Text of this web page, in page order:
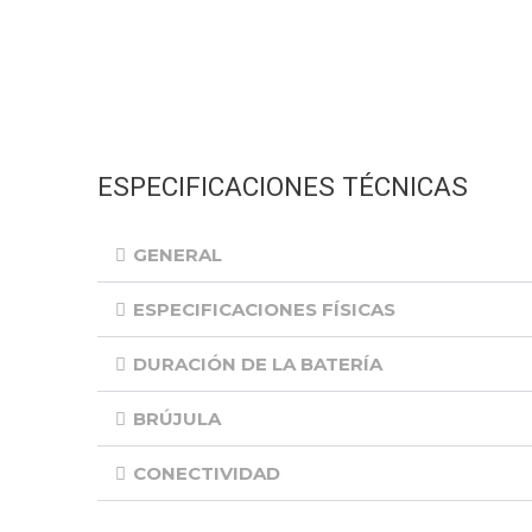
ESPECIFICACIONES TÉCNICAS
GENERAL
ESPECIFICACIONES FÍSICAS
DURACIÓN DE LA BATERÍA
BRÚJULA
CONECTIVIDAD